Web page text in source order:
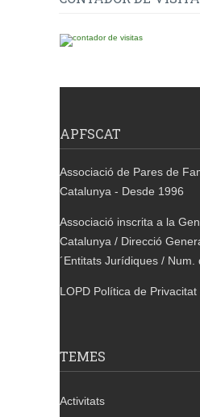
APFSCAT
Associació de Pares de
Catalunya - Desde 1996
Associació inscrita a la
Catalunya / Direcció
´Entitats Jurídiques / Num.
LOPD Política de
TEMES
Activitats